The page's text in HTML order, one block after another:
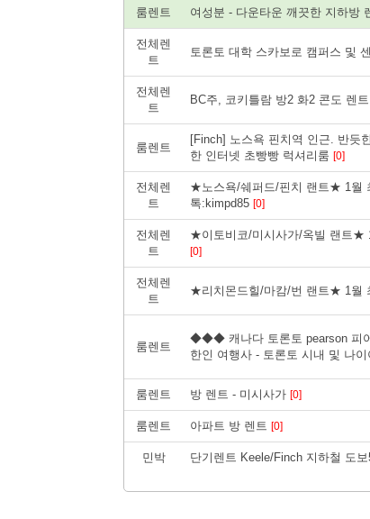
룸렌트 여성분 - 다운타운 깨끗한 지하방
전체렌
트
토론토 대학 스카보로 캠퍼스 및
전체렌
트
BC주, 코키틀람 방2 화2 콘도 렌트
룸렌트
[Finch] 노스욕 핀치역 인근. 반듯
한 인터넷 초빵빵 럭셔리룸 [0]
전체렌
트
★노스욕/쉐퍼드/핀치 랜트★ 1월
톡:kimpd85 [0]
전체렌
트
★이토비코/미시사가/옥빌 랜트★
[0]
전체렌
트
★리치몬드힐/마캄/번 랜트★ 1월
룸렌트
◆◆◆ 캐나다 토론토 pearson 피
한인 여행사 - 토론토 시내 및 나
룸렌트 방 렌트 - 미시사가 [0]
룸렌트 아파트 방 렌트 [0]
민박 단기렌트 Keele/Finch 지하철 도보